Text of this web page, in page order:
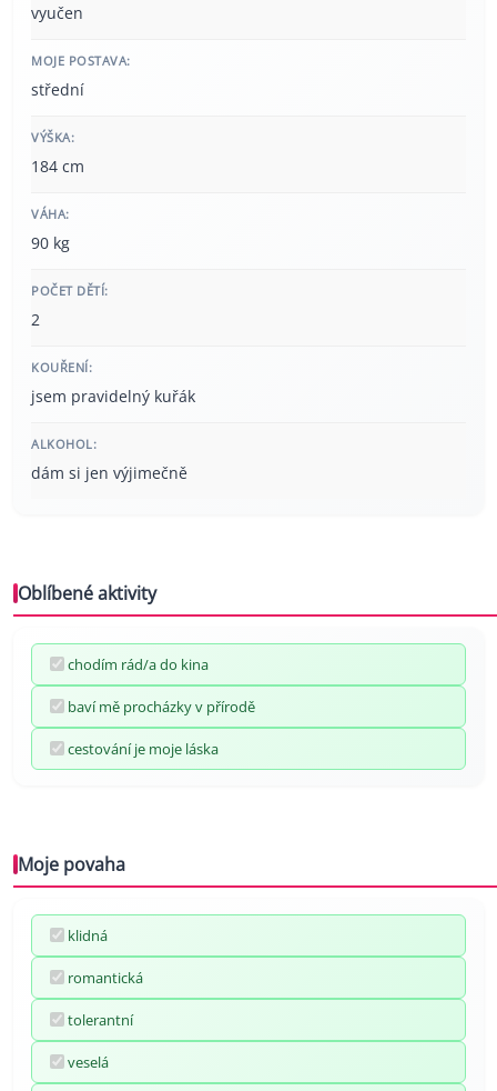
vyučen
MOJE POSTAVA:
střední
VÝŠKA:
184 cm
VÁHA:
90 kg
POČET DĚTÍ:
2
KOUŘENÍ:
jsem pravidelný kuřák
ALKOHOL:
dám si jen výjimečně
Oblíbené aktivity
chodím rád/a do kina
baví mě procházky v přírodě
cestování je moje láska
Moje povaha
klidná
romantická
tolerantní
veselá